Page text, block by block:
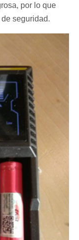
por lo que
seguridad.